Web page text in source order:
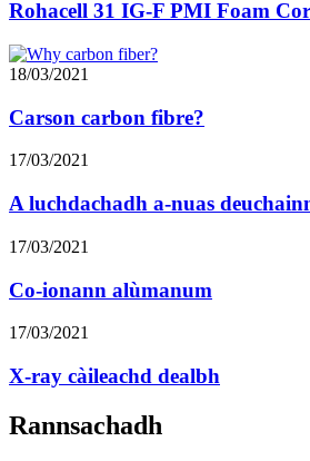
Rohacell 31 IG-F PMI Foam
18/03/2021
Carson carbon fibre?
17/03/2021
A luchdachadh a-nuas
17/03/2021
Co-ionann alùmanum
17/03/2021
X-ray càileachd dealbh
Rannsachadh